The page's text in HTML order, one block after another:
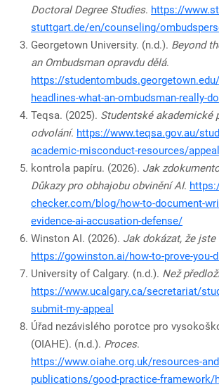
Doctoral Degree Studies. https://
stuttgart.de/en/counseling/
Georgetown University. (n.d.). Beyond
an Ombudsman opravdu dělá.
https://
headlines-what-an-ombudsman-really-
Teqsa. (2025). Studentské akademické
odvolání. https://www.teqsa.gov.au/
academic-misconduct-resources/
kontrola papíru. (2026). Jak
Důkazy pro obhajobu obvinění AI.
checker.com/blog/how-to-document-
evidence-ai-accusation-defense/
Winston AI. (2026). Jak dokázat, že jste
https://gowinston.ai/how-to-prove-you-
University of Calgary. (n.d.). Než
https://www.ucalgary.ca/secretariat/
submit-my-appeal
Úřad nezávislého porotce pro
(OIAHE). (n.d.). Proces.
https://www.oiahe.org.uk/resources-
publications/good-practice-framework/